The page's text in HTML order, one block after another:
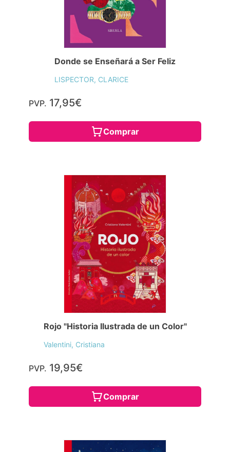
Donde se Enseñará a Ser Feliz
LISPECTOR, CLARICE
PVP. 17,95€
Comprar
Rojo "Historia Ilustrada de un Color"
Valentini, Cristiana
PVP. 19,95€
Comprar